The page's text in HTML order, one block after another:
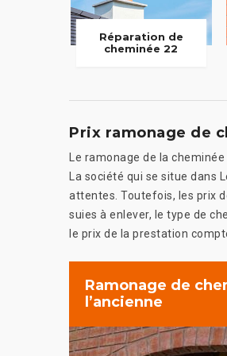
Réparation de
cheminée 22
Prix ramonage de
Le ramonage de la
La société qui se situe dans
attentes. Toutefois, les prix
suies à enlever, le type de
le prix de la prestation
Ramonage de
l’ancienne